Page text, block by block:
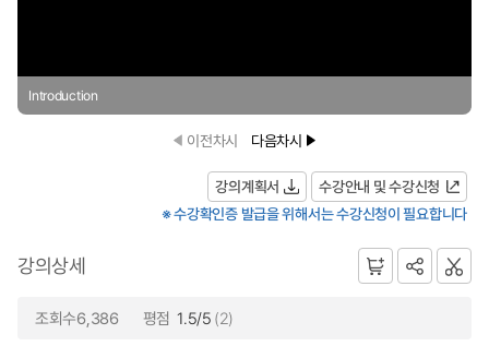
Introduction
이전차시 다음차시
강의계획서
수강안내 및 수강신청
※ 수강확인증 발급을 위해서는 수강신청이 필요합니다
강의상세
조회수6,386 평점 1.5/5 (2)